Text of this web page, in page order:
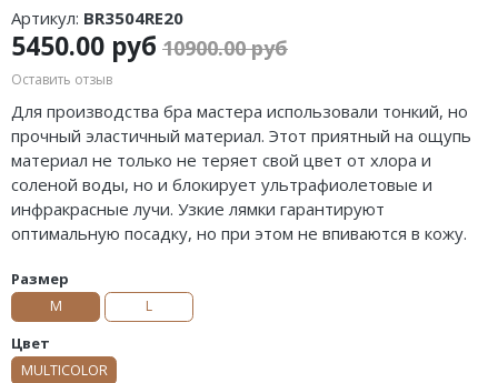
Артикул: BR3504RE20
5450.00 руб 10900.00 руб
Оставить отзыв
Для производства бра мастера использовали тонкий, но
прочный эластичный материал. Этот приятный на ощупь
материал не только не теряет свой цвет от хлора и
соленой воды, но и блокирует ультрафиолетовые и
инфракрасные лучи. Узкие лямки гарантируют
оптимальную посадку, но при этом не впиваются в кожу.
Размер
M L
Цвет
MULTICOLOR